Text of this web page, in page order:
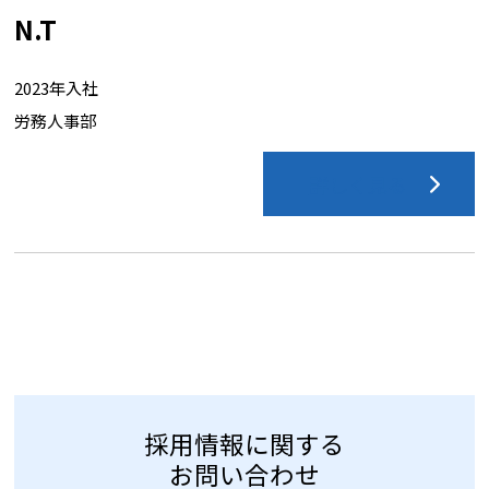
N.T
2023年入社
労務人事部
採用情報に関する
お問い合わせ